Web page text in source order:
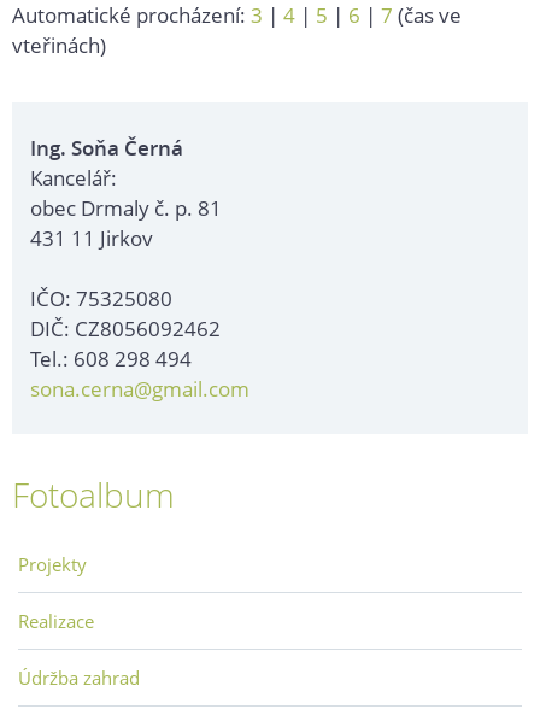
Automatické procházení: 3 | 4 | 5 | 6 | 7 (čas ve
vteřinách)
Ing. Soňa Černá
Kancelář:
obec Drmaly č. p. 81
431 11 Jirkov
IČO: 75325080
DIČ: CZ8056092462
Tel.: 608 298 494
sona.cerna@gmail.com
Fotoalbum
Projekty
Realizace
Údržba zahrad